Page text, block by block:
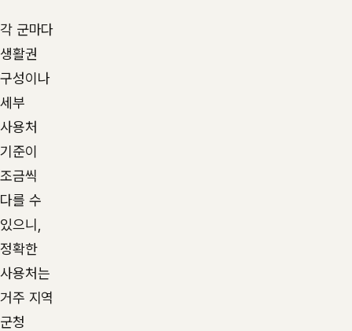
각 군마다
생활권
구성이나
세부
사용처
기준이
조금씩
다를 수
있으니,
정확한
사용처는
거주 지역
군청